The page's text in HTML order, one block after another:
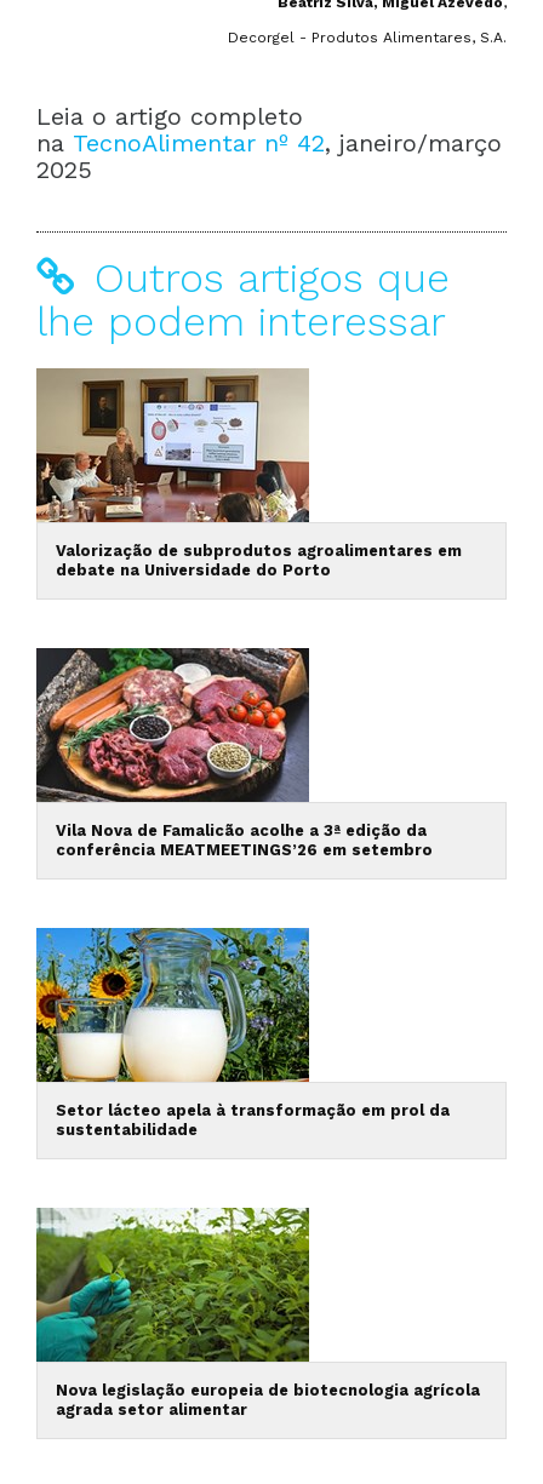
Decorgel - Produtos Alimentares, S.A.
Leia o artigo completo
na TecnoAlimentar nº 42, janeiro/março
2025
Outros artigos que
lhe podem interessar
Valorização de subprodutos agroalimentares em
debate na Universidade do Porto
Vila Nova de Famalicão acolhe a 3ª edição da
conferência MEATMEETINGS’26 em setembro
Setor lácteo apela à transformação em prol da
sustentabilidade
Nova legislação europeia de biotecnologia agrícola
agrada setor alimentar